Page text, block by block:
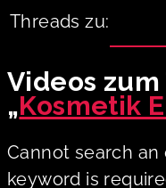
Threads zu:
Videos zum
„Kosmetik
Cannot search an
keyword is